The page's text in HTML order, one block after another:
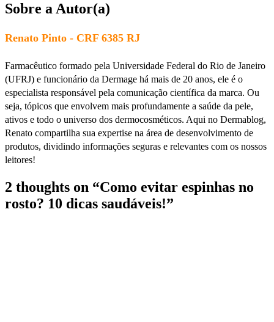
Sobre a Autor(a)
Renato Pinto - CRF 6385 RJ
Farmacêutico formado pela Universidade Federal do Rio de Janeiro
(UFRJ) e funcionário da Dermage há mais de 20 anos, ele é o
especialista responsável pela comunicação científica da marca. Ou
seja, tópicos que envolvem mais profundamente a saúde da pele,
ativos e todo o universo dos dermocosméticos. Aqui no Dermablog,
Renato compartilha sua expertise na área de desenvolvimento de
produtos, dividindo informações seguras e relevantes com os nossos
leitores!
2 thoughts on “Como evitar espinhas no
rosto? 10 dicas saudáveis!”